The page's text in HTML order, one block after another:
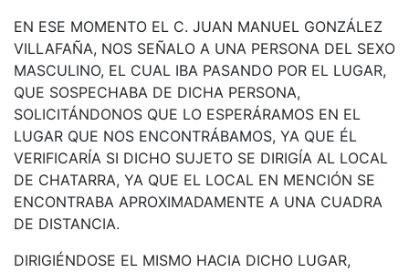
EN ESE MOMENTO EL C. JUAN MANUEL GONZÁLEZ
VILLAFAÑA, NOS SEÑALO A UNA PERSONA DEL SEXO
MASCULINO, EL CUAL IBA PASANDO POR EL LUGAR,
QUE SOSPECHABA DE DICHA PERSONA,
SOLICITÁNDONOS QUE LO ESPERÁRAMOS EN EL
LUGAR QUE NOS ENCONTRÁBAMOS, YA QUE ÉL
VERIFICARÍA SI DICHO SUJETO SE DIRIGÍA AL LOCAL
DE CHATARRA, YA QUE EL LOCAL EN MENCIÓN SE
ENCONTRABA APROXIMADAMENTE A UNA CUADRA
DE DISTANCIA.
DIRIGIÉNDOSE EL MISMO HACIA DICHO LUGAR,